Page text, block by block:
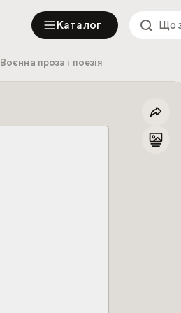
Каталог
Воєнна проза і поезія